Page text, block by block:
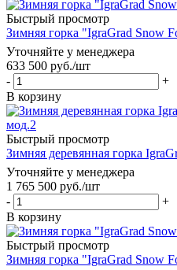
Быстрый просмотр
Зимняя горка "IgraGrad Snow
Уточняйте у менеджера
633 500 руб./шт
-
+
В корзину
Быстрый просмотр
Зимняя деревянная горка
Уточняйте у менеджера
1 765 500 руб./шт
-
+
В корзину
Быстрый просмотр
Зимняя горка "IgraGrad Snow